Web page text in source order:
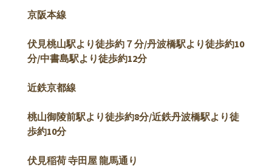
京阪本線
伏見桃山駅より徒歩約７分/丹波橋駅より徒歩約10
分/中書島駅より徒歩約12分
近鉄京都線
桃山御陵前駅より徒歩約8分/近鉄丹波橋駅より徒
歩約10分
伏見稲荷 寺田屋 龍馬通り